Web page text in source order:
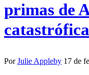
primas de
catastrófica
PorJulie Appleby 17 de